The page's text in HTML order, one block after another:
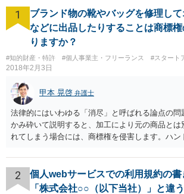
1
ブランド物の靴やバッグを修理し
などに出品したりすることは商標
りますか？
#知的財産・特許 #個人事業主・フリーランス #スタート
2018年2月3日
甲本 晃啓 弁護士
法律的にはいわゆる「消尽」と呼ばれる論点の問
かみ砕いて説明すると、加工により元の商品とは
れてしまう場合には、商標権を侵害します。ハン
ための加工（一般にいう修理）は、商標権を侵
は、その商品を売ったときに対価を回収してい
尽くされている（用尽、消尽といいます。）と解
2
個人webサービスでの利用規約の書
「株式会社○○（以下当社）」と違